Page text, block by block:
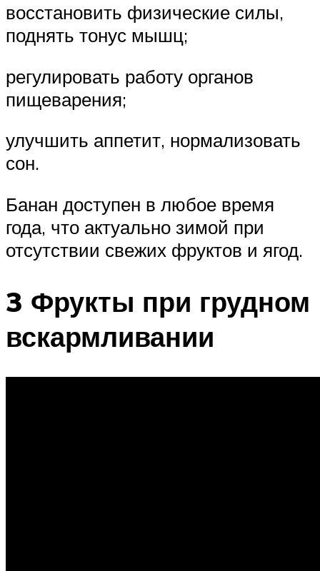
восстановить физические силы,
поднять тонус мышц;
регулировать работу органов
пищеварения;
улучшить аппетит, нормализовать
сон.
Банан доступен в любое время
года, что актуально зимой при
отсутствии свежих фруктов и ягод.
3 Фрукты при грудном
вскармливании